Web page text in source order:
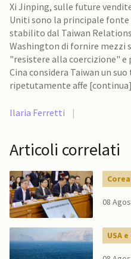
Xi Jinping, sulle future vendite di
Uniti sono la principale fonte
stabilito dal Taiwan
Washington di fornire mezzi
"resistere alla coercizione" e
Cina considera Taiwan un
ripetutamente affe [continua]
Ilaria Ferretti |
Articoli correlati
08
USA